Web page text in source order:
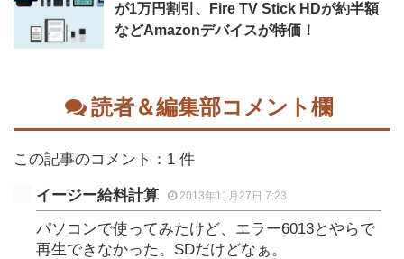
が1万円割引、Fire TV Stick HDが約半額
などAmazonデバイスが特価！
読者＆編集部コメント欄
この記事のコメント：1 件
イージー給料計算 2013年11月27日 7:23
パソコンで使ってみたけど、エラー6013とやらで
再生できなかった。SDだけどなぁ。